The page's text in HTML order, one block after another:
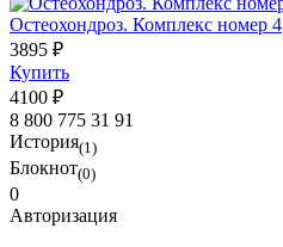
Остеохондроз. Комплекс номер 4
3895 ₽
Купить
4100 ₽
8 800 775 31 91
История(1)
Блокнот(0)
0
Авторизация